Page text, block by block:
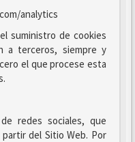
analytics
suministro de cookies
a terceros, siempre y
el que procese esta
redes sociales, que
del Sitio Web. Por